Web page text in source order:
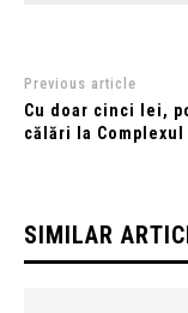
Previous article
Cu doar cinci lei,
călări la Complexul
SIMILAR